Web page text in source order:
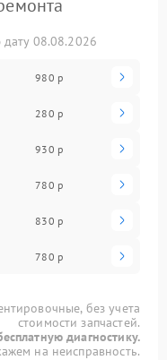
08.08.2026
980 р
280 р
930 р
780 р
830 р
780 р
без учета
стоимости запчастей.
диагностику.
на неисправность.